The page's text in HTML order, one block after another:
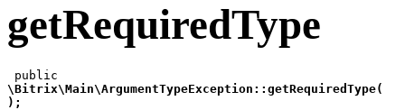
getRequiredType
\Bitrix\Main\ArgumentTypeException::getRequiredType(
);